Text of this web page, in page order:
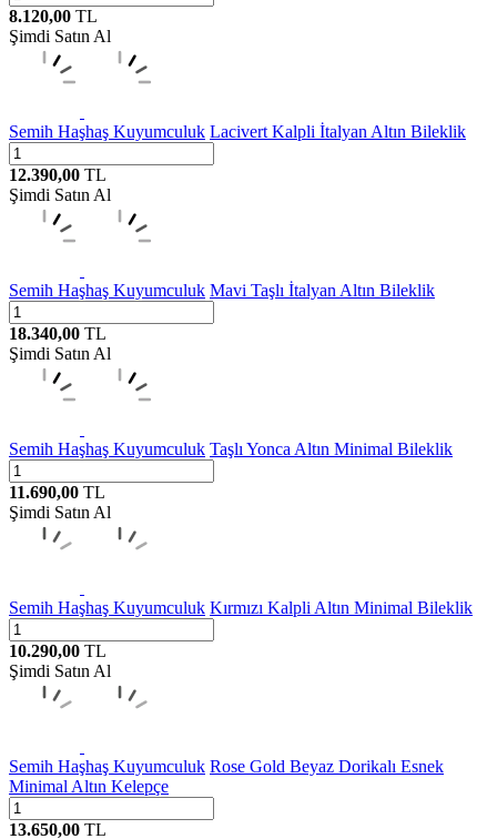
8.120,00 TL
Şimdi Satın Al
Semih Haşhaş Kuyumculuk Lacivert Kalpli İtalyan Altın Bileklik
12.390,00 TL
Şimdi Satın Al
Semih Haşhaş Kuyumculuk Mavi Taşlı İtalyan Altın Bileklik
18.340,00 TL
Şimdi Satın Al
Semih Haşhaş Kuyumculuk Taşlı Yonca Altın Minimal Bileklik
11.690,00 TL
Şimdi Satın Al
Semih Haşhaş Kuyumculuk Kırmızı Kalpli Altın Minimal Bileklik
10.290,00 TL
Şimdi Satın Al
Semih Haşhaş Kuyumculuk Rose Gold Beyaz Dorikalı Esnek
Minimal Altın Kelepçe
13.650,00 TL